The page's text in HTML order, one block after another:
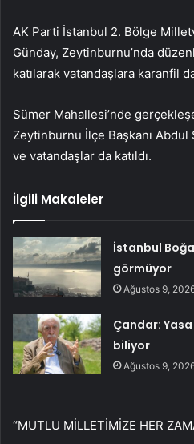
AK Parti İstanbul 2. Bölge
Günday, Zeytinburnu’nda
katılarak vatandaşlara karanfil
Sümer Mahallesi’nde
Zeytinburnu İlçe Başkanı
ve vatandaşlar da katıldı.
İlgili Makaleler
İstanbul
görmüyor
Ağustos 9,
Çandar:
biliyor
Ağustos 9,
“MUTLU MİLLETİMİZE HER